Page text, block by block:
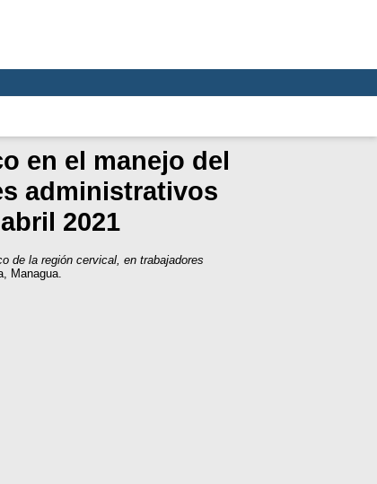
en el manejo del
administrativos
2021
de la región cervical, en trabajadores
Managua.